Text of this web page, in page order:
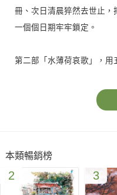
冊、次日清晨猝然去世止，
一個個日期牢牢鎖定。
第二部「水薄荷哀歌」，用
人類不變的處境展示無遺。
本類暢銷榜
2 3